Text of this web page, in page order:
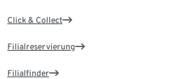
Click & Collect
Filialreservierung
Filialfinder